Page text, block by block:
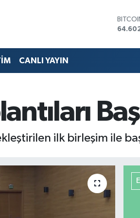
13.768
CANLI YAYIN
ilk birleşim ile